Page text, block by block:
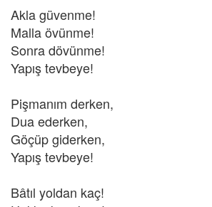
Akla güvenme!
Malla övünme!
Sonra dövünme!
Yapış tevbeye!
Pişmanım derken,
Dua ederken,
Göçüp giderken,
Yapış tevbeye!
Bâtıl yoldan kaç!